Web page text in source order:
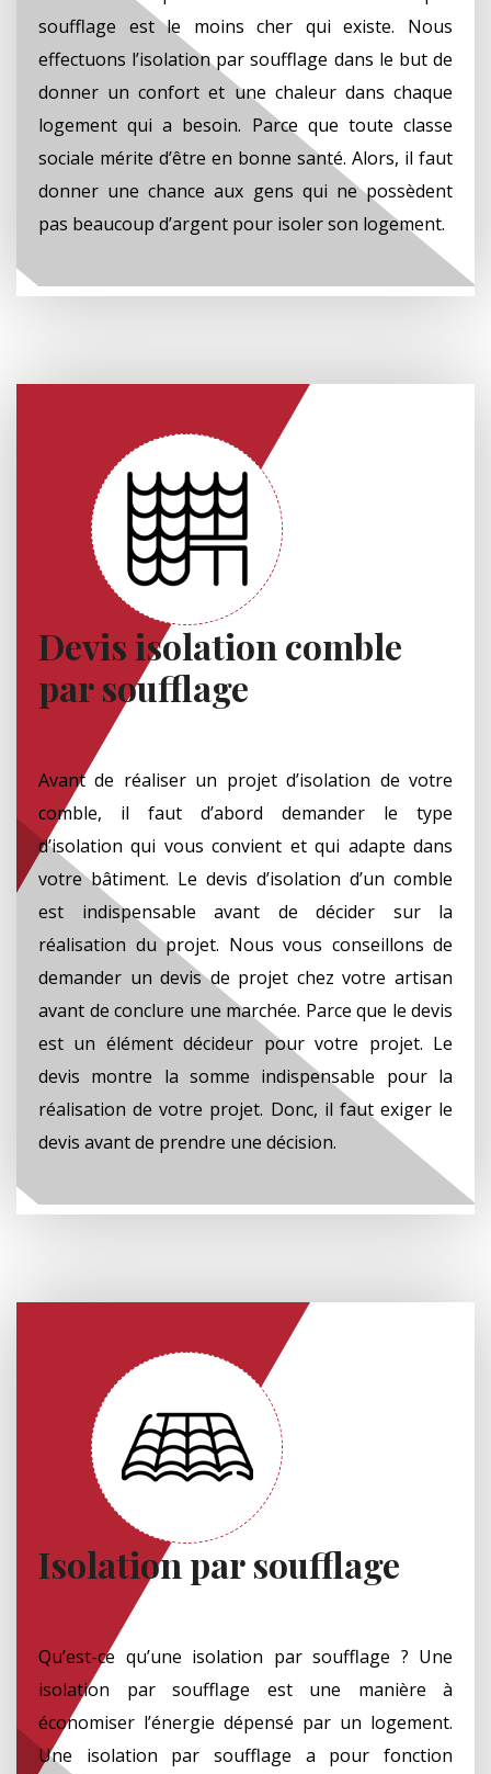
soufflage est le moins cher qui existe. Nous
effectuons l’isolation par soufflage dans le but de
donner un confort et une chaleur dans chaque
logement qui a besoin. Parce que toute classe
sociale mérite d’être en bonne santé. Alors, il faut
donner une chance aux gens qui ne possèdent
pas beaucoup d’argent pour isoler son logement.
Devis isolation comble
par soufflage
Avant de réaliser un projet d’isolation de votre
comble, il faut d’abord demander le type
d’isolation qui vous convient et qui adapte dans
votre bâtiment. Le devis d’isolation d’un comble
est indispensable avant de décider sur la
réalisation du projet. Nous vous conseillons de
demander un devis de projet chez votre artisan
avant de conclure une marchée. Parce que le devis
est un élément décideur pour votre projet. Le
devis montre la somme indispensable pour la
réalisation de votre projet. Donc, il faut exiger le
devis avant de prendre une décision.
Isolation par soufflage
Qu’est-ce qu’une isolation par soufflage ? Une
isolation par soufflage est une manière à
économiser l’énergie dépensé par un logement.
Une isolation par soufflage a pour fonction